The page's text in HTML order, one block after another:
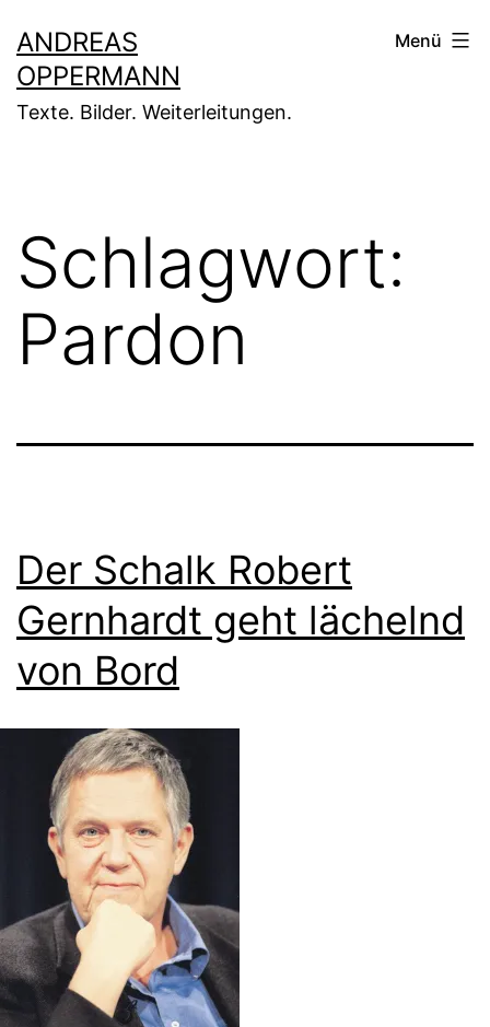
Inhalt
springen
ANDREAS
OPPERMANN
Texte. Bilder. Weiterleitungen.
Menü
Schlagwort:
Pardon
Der Schalk Robert
Gernhardt geht lächelnd
von Bord